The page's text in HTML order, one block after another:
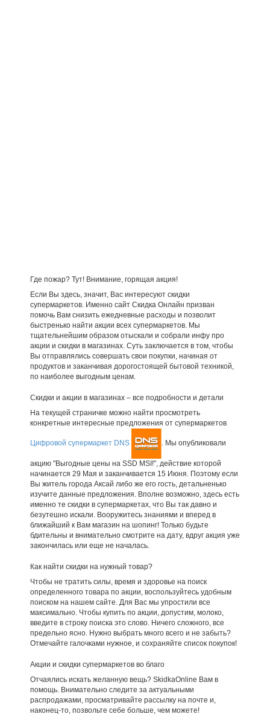
Где пожар? Тут! Внимание, горящая акция!
Если Вы здесь, значит, Вас интересуют скидки
супермаркетов. Именно сайт Скидка Онлайн призван
помочь Вам снизить ежедневные расходы и позволит
быстренько найти акции всех супермаркетов. Мы
тщательнейшим образом отыскали и собрали инфу про
акции и скидки в магазинах. Суть заключается в том, чтобы
Вы отправлялись совершать свои покупки, начиная от
продуктов и заканчивая дорогостоящей бытовой техникой,
по наиболее выгодным ценам.
Скидки и акции в магазинах – все подробности и детали
На текущей страничке можно найти просмотреть
конкретные интересные предложения от супермаркетов
Цифровой супермаркет DNS . Мы опубликовали
акцию "Выгодные цены на SSD MSI!", действие которой
начинается 29 Мая и заканчивается 15 Июня. Поэтому если
Вы житель города Аксай либо же его гость, детальненько
изучите данные предложения. Вполне возможно, здесь есть
именно те скидки в супермаркетах, что Вы так давно и
безутешно искали. Вооружитесь знаниями и вперед в
ближайший к Вам магазин на шопинг! Только будьте
бдительны и внимательно смотрите на дату, вдруг акция уже
закончилась или еще не началась.
Как найти скидки на нужный товар?
Чтобы не тратить силы, время и здоровье на поиск
определенного товара по акции, воспользуйтесь удобным
поиском на нашем сайте. Для Вас мы упростили все
максимально. Чтобы купить по акции, допустим, молоко,
введите в строку поиска это слово. Ничего сложного, все
предельно ясно. Нужно выбрать много всего и не забыть?
Отмечайте галочками нужное, и сохраняйте список покупок!
Акции и скидки супермаркетов во благо
Отчаялись искать желанную вещь? SkidkaOnline Вам в
помощь. Внимательно следите за актуальными
распродажами, просматривайте рассылку на почте и,
наконец-то, позвольте себе больше, чем можете!